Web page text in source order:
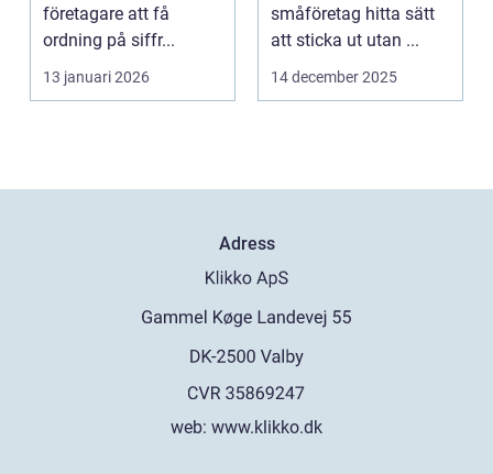
företagare att få
ordning på siffr...
13 januari 2026
småföretag hitta sätt
att sticka ut utan ...
14 december 2025
Adress
web: www.klikko.dk